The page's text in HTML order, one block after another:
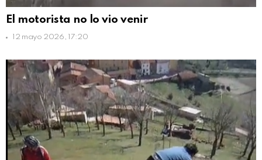
El motorista no lo vio venir
12 mayo 2026, 17:20